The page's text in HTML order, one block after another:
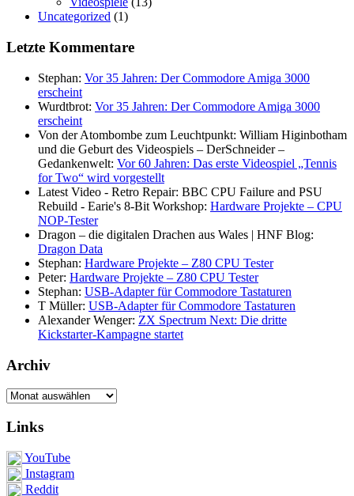
Uncategorized (1)
Letzte Kommentare
Stephan: Vor 35 Jahren: Der Commodore Amiga 3000
erscheint
Wurdtbrot: Vor 35 Jahren: Der Commodore Amiga 3000
erscheint
Von der Atombombe zum Leuchtpunkt: William Higinbotham
und die Geburt des Videospiels – DerSchneider –
Gedankenwelt: Vor 60 Jahren: Das erste Videospiel „Tennis
for Two“ wird vorgestellt
Latest Video - Retro Repair: BBC CPU Failure and PSU
Rebuild - Earie's 8-Bit Workshop: Hardware Projekte – CPU
NOP-Tester
Dragon – die digitalen Drachen aus Wales | HNF Blog:
Dragon Data
Stephan: Hardware Projekte – Z80 CPU Tester
Peter: Hardware Projekte – Z80 CPU Tester
Stephan: USB-Adapter für Commodore Tastaturen
T Müller: USB-Adapter für Commodore Tastaturen
Alexander Wenger: ZX Spectrum Next: Die dritte
Kickstarter-Kampagne startet
Archiv
Archiv
Links
YouTube
Instagram
Reddit